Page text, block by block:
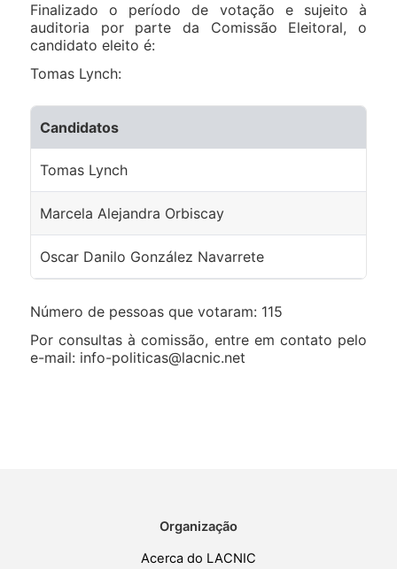
Finalizado o período de votação e sujeito à
auditoria por parte da Comissão Eleitoral, o
candidato eleito é:
Tomas Lynch:
Candidatos
Tomas Lynch
Marcela Alejandra Orbiscay
Oscar Danilo González Navarrete
Número de pessoas que votaram: 115
Por consultas à comissão, entre em contato pelo
e-mail: info-politicas@lacnic.net
Organização
Acerca do LACNIC